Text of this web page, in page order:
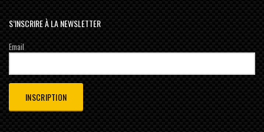
S’INSCRIRE À LA NEWSLETTER
Email